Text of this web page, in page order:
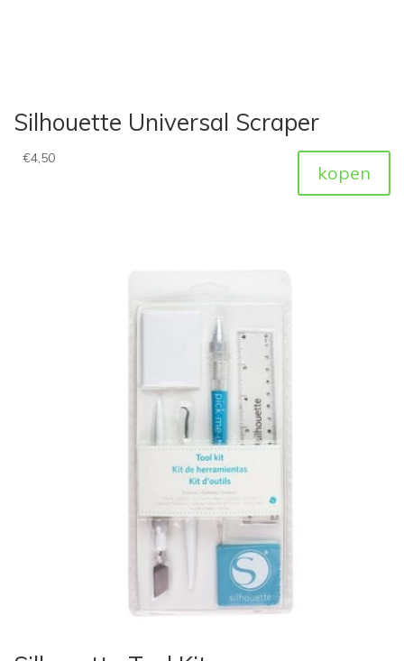
Silhouette Universal Scraper
€4,50
kopen